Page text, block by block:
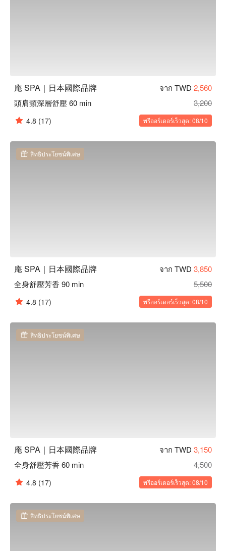
庵 SPA｜日本國際品牌 จาก TWD 2,560
頭肩頸深層舒壓 60 min
3,200
4.8 (17) พรีออร์เดอร์เร็วสุด: 08/10
สิทธิประโยชน์พิเศษ
庵 SPA｜日本國際品牌 จาก TWD 3,850
全身舒壓芳香 90 min
5,500
4.8 (17) พรีออร์เดอร์เร็วสุด: 08/10
สิทธิประโยชน์พิเศษ
庵 SPA｜日本國際品牌 จาก TWD 3,150
全身舒壓芳香 60 min
4,500
4.8 (17) พรีออร์เดอร์เร็วสุด: 08/10
สิทธิประโยชน์พิเศษ